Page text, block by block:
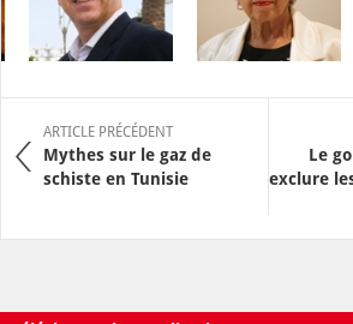
ARTICLE PRÉCÉDENT
Mythes sur le gaz de
schiste en Tunisie
Le
exclure